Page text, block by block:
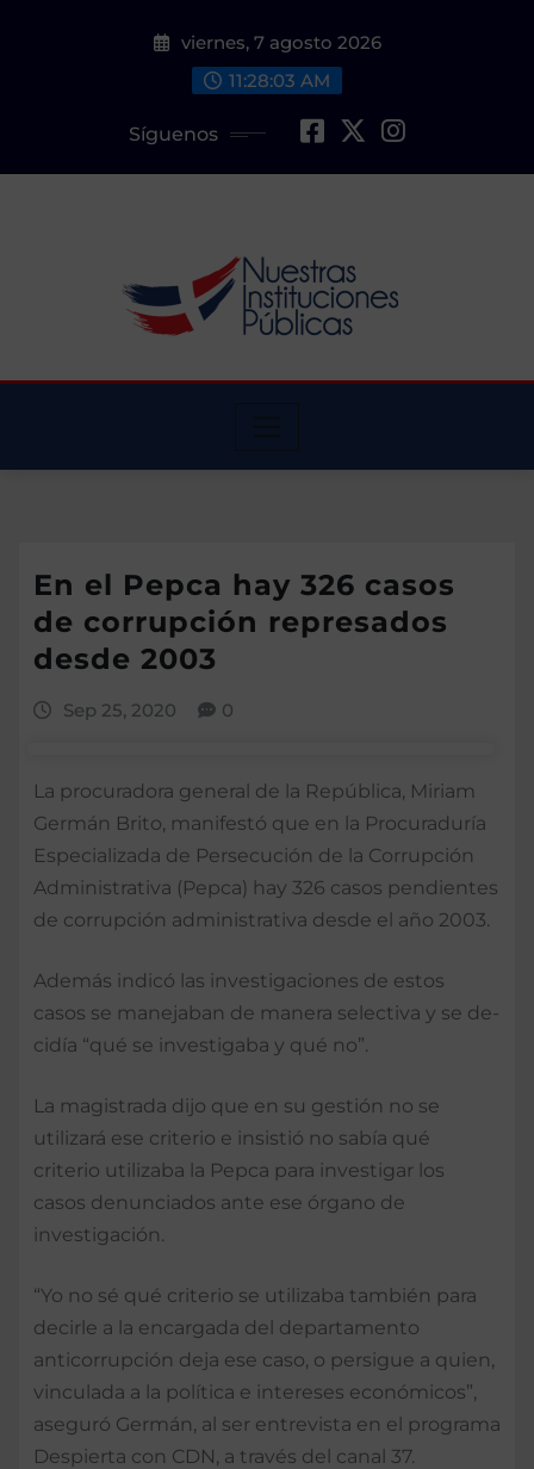
viernes, 7 agosto 2026
11:28:04 AM
Síguenos
En el Pepca hay 326 casos
de corrupción represados
desde 2003
Sep 25, 2020 0
La procuradora general de la República, Miriam
Germán Brito, manifestó que en la Procuraduría
Espe­cializada de Persecución de la Corrupción
Administra­tiva (Pepca) hay 326 casos pendientes
de corrupción administrativa desde el año 2003.
Además indicó las investigaciones de es­tos
casos se manejaban de manera selectiva y se de­
cidía “qué se investigaba y qué no”.
La magistrada dijo que en su gestión no se
utiliza­rá ese criterio e insistió no sabía qué
criterio utilizaba la Pepca para investigar los
casos denunciados ante ese órgano de
investigación.
“Yo no sé qué criterio se utilizaba también para
de­cirle a la encargada del de­partamento
anticorrupción deja ese caso, o persigue a quien,
vinculada a la políti­ca e intereses económicos”,
aseguró Germán, al ser entre­vista en el programa
Des­pierta con CDN, a través del canal 37.